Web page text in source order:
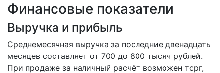
Финансовые показатели
Выручка и прибыль
Среднемесячная выручка за последние двенадцать
месяцев составляет от 700 до 800 тысяч рублей.
При продаже за наличный расчёт возможен торг,